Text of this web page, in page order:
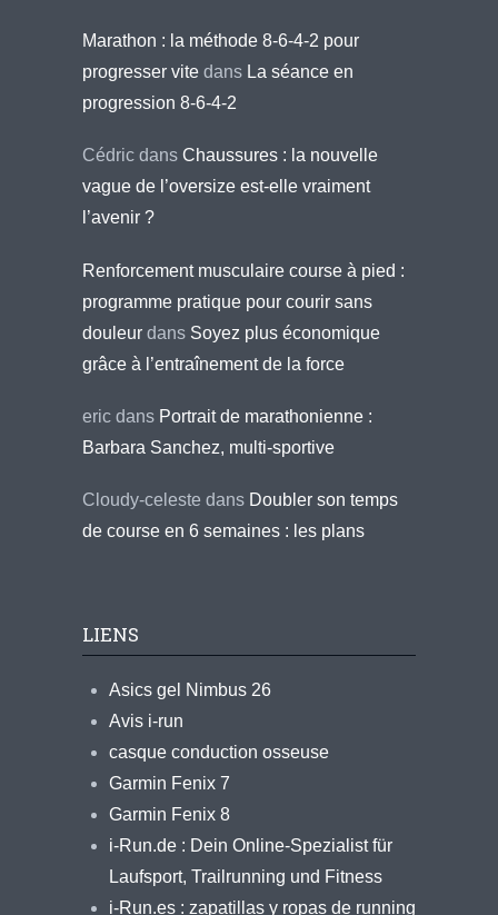
Marathon : la méthode 8-6-4-2 pour
progresser vite dans La séance en
progression 8-6-4-2
Cédric dans Chaussures : la nouvelle
vague de l’oversize est-elle vraiment
l’avenir ?
Renforcement musculaire course à pied :
programme pratique pour courir sans
douleur dans Soyez plus économique
grâce à l’entraînement de la force
eric dans Portrait de marathonienne :
Barbara Sanchez, multi-sportive
Cloudy-celeste dans Doubler son temps
de course en 6 semaines : les plans
LIENS
Asics gel Nimbus 26
Avis i-run
casque conduction osseuse
Garmin Fenix 7
Garmin Fenix 8
i-Run.de : Dein Online-Spezialist für
Laufsport, Trailrunning und Fitness
i-Run.es : zapatillas y ropas de running